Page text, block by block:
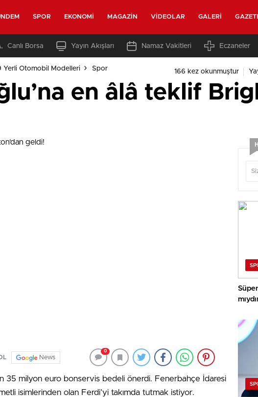
SPOR EKONOMI MAGAZIN VIDEOLAR GALERI
Canlı Borsa Yayın Akışları Namaz Vakitleri Eczaneler
Yerli Otomobil Modelleri Spor 166 kez okunmuştur
en âlâ teklif
News
0
35 milyon euro bonservis bedeli önerdi. Fenerbahçe İdaresi
isimlerinden olan Ferdi’yi takımda tutmak istiyor.